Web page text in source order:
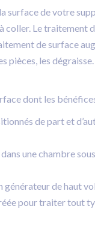
surface de votre
coller. Le
de surface
pièces, les
dont les
de part et
une chambre
générateur de haut
pour traiter tout